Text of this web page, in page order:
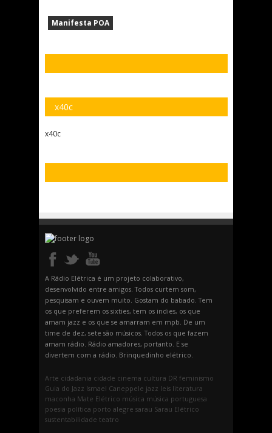
Manifesta POA
x40c
x40c
A Rádio Elétrica é um projeto colaborativo,
desenvolvido entre amigos. Todos curtem som,
pesquisam e ouvem muito. Gostam do babado. Tem
os que preferem os sixties, tem os indies, os que
amam jazz e os que se amarram em mpb. De um
time de dez, sete são músicos. Todos os que fazem
amam rádio. Rádio amadores, portanto. E se
divertem com a rádio. Brinquedinho elétrico.
Arte cidadania cidade cinema cultura DR feminismo
Guia do Jazz Ismael Caneppele jazz leis literatura
maconha Mate Elétrico música música portuguesa
poesia política porto alegre sarau Sarau Elétrico
sustentabilidade teatro